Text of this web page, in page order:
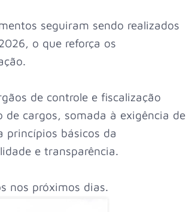
seguiram sendo realizados
o que reforça os
de controle e fiscalização
de cargos, somada à exigência de
princípios básicos da
e transparência.
nos próximos dias.